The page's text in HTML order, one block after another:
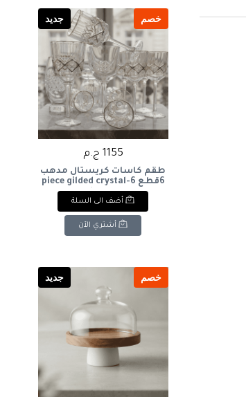
خصم جديد
1155 ج.م
طقم كاسات كريستال مدهب
6قطع 6-piece gilded crystal
glass set
أضف الى السلة
أشتري الآن
خصم جديد